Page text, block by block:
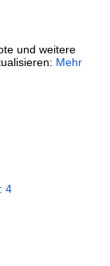
und weitere
Mehr
4